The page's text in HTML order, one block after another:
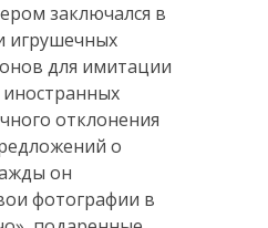
заключался в
игрушечных
для имитации
отклонения
о
он
фотографии в